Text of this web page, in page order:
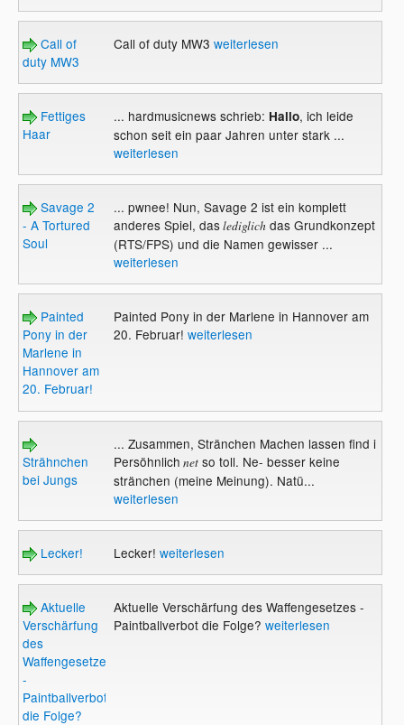
Call of
duty MW3
Call of duty MW3 weiterlesen
Fettiges
Haar
... hardmusicnews schrieb: Hallo, ich leide
schon seit ein paar Jahren unter stark ...
weiterlesen
Savage 2
- A Tortured
Soul
... pwnee! Nun, Savage 2 ist ein komplett
anderes Spiel, daslediglichdas Grundkonzept
(RTS/FPS) und die Namen gewisser ...
weiterlesen
Painted
Pony in der
Marlene in
Hannover am
20. Februar!
Painted Pony in der Marlene in Hannover am
20. Februar! weiterlesen
Strähnchen
bei Jungs
... Zusammen, Stränchen Machen lassen find i
Persöhnlich netso toll. Ne- besser keine
stränchen (meine Meinung). Natü...
weiterlesen
Lecker! Lecker! weiterlesen
Aktuelle
Verschärfung
des
Waffengesetzes
-
Paintballverbot
die Folge?
Aktuelle Verschärfung des Waffengesetzes -
Paintballverbot die Folge? weiterlesen